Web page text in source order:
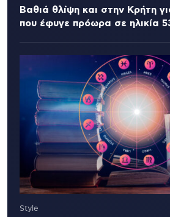
Βαθιά θλίψη και στην Κρήτη
που έφυγε πρόωρα σε ηλικία
Style